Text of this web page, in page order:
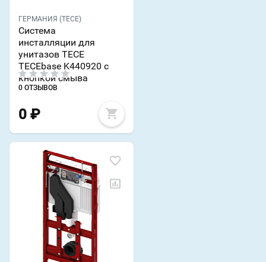
ГЕРМАНИЯ (TECE)
Система
инсталляции для
унитазов TECE
TECEbase K440920 с
кнопкой смыва
0 ОТЗЫВОВ
0 ₽